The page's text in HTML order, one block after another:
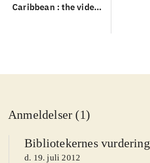
Caribbean : the video
Anmeldelser (1)
Bibliotekernes vurdering
d. 19. juli 2012